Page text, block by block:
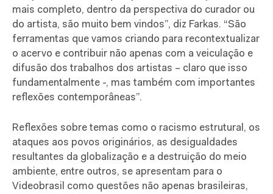
mais completo, dentro da perspectiva do curador ou
do artista, são muito bem vindos”, diz Farkas. “São
ferramentas que vamos criando para recontextualizar
o acervo e contribuir não apenas com a veiculação e
difusão dos trabalhos dos artistas – claro que isso
fundamentalmente -, mas também com importantes
reflexões contemporâneas”.
Reflexões sobre temas como o racismo estrutural, os
ataques aos povos originários, as desigualdades
resultantes da globalização e a destruição do meio
ambiente, entre outros, se apresentam para o
Videobrasil como questões não apenas brasileiras,